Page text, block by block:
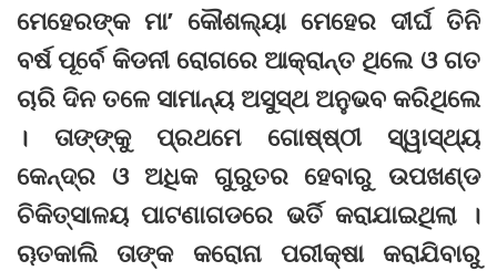
ମେହେରଙ୍କ ମା’ କୌଶଲ୍ୟା ମେହେର ଦୀର୍ଘ ତିନି
ବର୍ଷ ପୂର୍ବେ କିଡନୀ ରୋଗରେ ଆକ୍ରାନ୍ତ ଥିଲେ ଓ ଗତ
ଚାରି ଦିନ ତଳେ ସାମାନ୍ୟ ଅସୁସ୍ଥ ଅନୁଭବ କରିଥିଲେ
। ତାଙ୍‌ଙ୍କୁ ପ୍ରଥମେ ଗୋଷ୍‌ଷ୍ଠୀ ସ୍ୱାସ୍ଥ୍ୟ
କେନ୍ଦ୍ର ଓ ଅଧିକ ଗୁରୁତର ହେବାରୁ ଉପଖଣ୍ଡ
ଚିକିତ୍ସାଳୟ ପାଟଣାଗଡରେ ଭର୍ତି କରାଯାଇଥିଲା ।
ୠତକାଲି ତାଙ୍କ କରୋନା ପରୀକ୍ଷା କରାଯିବାରୁ